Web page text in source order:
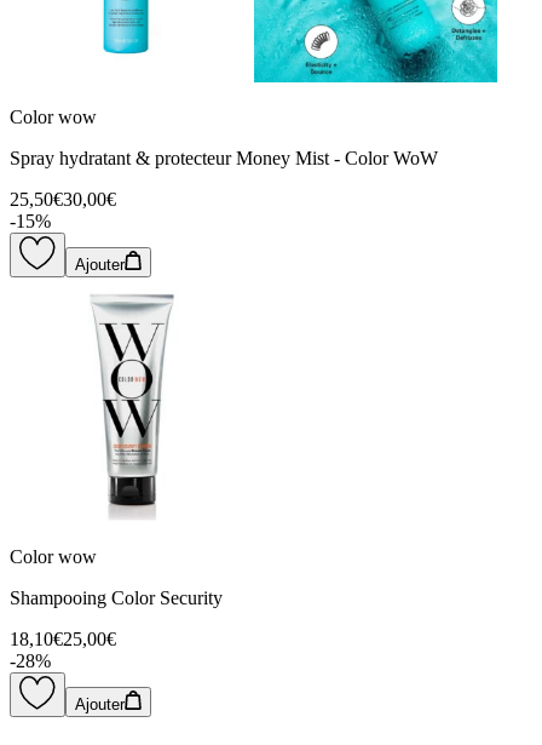
Color wow
Spray hydratant & protecteur Money Mist - Color WoW
25,50€30,00€
-15%
Ajouter
Color wow
Shampooing Color Security
18,10€25,00€
-28%
Ajouter